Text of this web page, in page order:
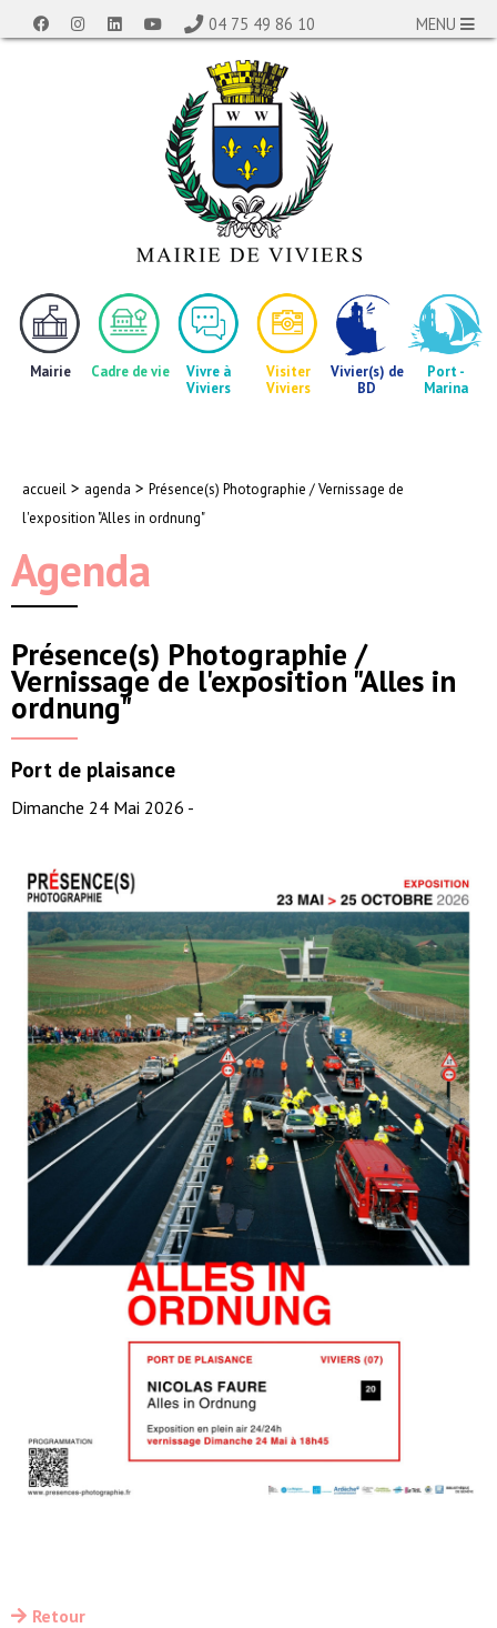
04 75 49 86 10 MENU
Mairie Cadre de vie
Vivre à
Viviers
Visiter
Viviers
Vivier(s) de
BD
Port -
Marina
accueil > agenda > Présence(s) Photographie / Vernissage de
l'exposition "Alles in ordnung"
Agenda
Présence(s) Photographie /
Vernissage de l'exposition "Alles in
ordnung"
Port de plaisance
Dimanche 24 Mai 2026 -
Retour